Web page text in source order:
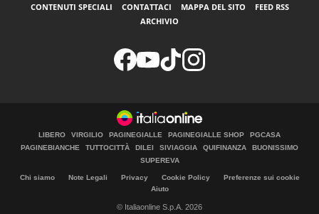
CONTENUTI SPECIALI CONTATTACI MAPPA DEL SITO
FEED RSS
ARCHIVIO
LIBERO VIRGILIO PAGINEGIALLE PAGINEGIALLE SHOP
PGCASA
PAGINEBIANCHE
TUTTOCITTÀ DILEI SIVIAGGIA QUIFINANZA
BUONISSIMO
SUPEREVA
Chi siamo Note Legali Privacy Cookie Policy
Preferenze sui cookie
Aiuto
© Italiaonline S.p.A. 2026